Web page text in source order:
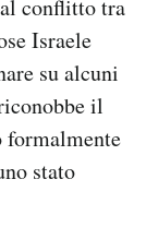
conflitto tra
Israele
su alcuni
il
stato